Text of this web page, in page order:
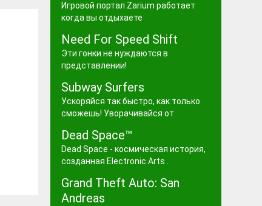
Игровой портал Zarium работает
когда вы отдыхаете
Need For Speed Shift
Эти гонки не нуждаются в
представлении!
Subway Surfers
Ускоряйся так быстро, как только
сможешь! Уворачивайся от
Dead Space™
Dead Space - космическая история,
созданная Electronic Arts .
Grand Theft Auto: San
Andreas